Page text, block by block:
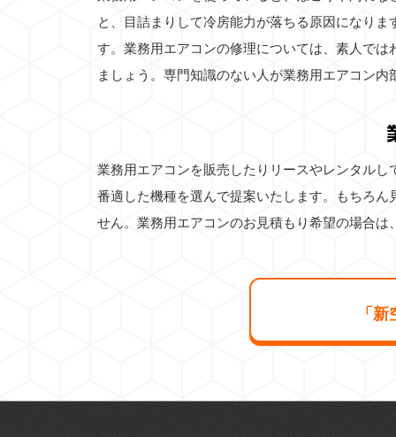
と、目詰まりして冷房能力が落ちる原因になり
す。業務用エアコンの修理については、素人で
ましょう。専門知識のない人が業務用エアコン
業務用エアコンを販売したりリースやレンタル
番適した機種を選んで提案いたします。もちろ
せん。業務用エアコンのお見積もり希望の場合
「